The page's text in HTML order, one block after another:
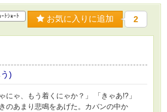
ｰﾄｼｮｰﾄ お気に入りに追加 2
)
ゃにゃ、もう着くにゃか？」 「きゃあ!?」
のあまり悲鳴をあげた。カバンの中か